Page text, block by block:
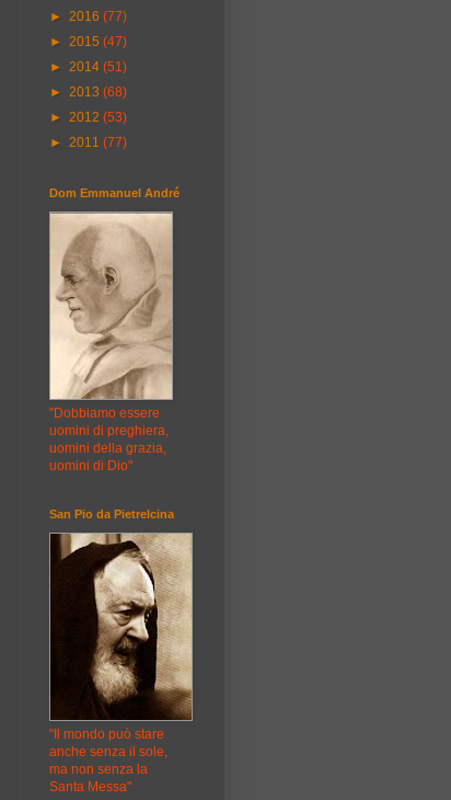
► 2016 (77)
► 2015 (47)
► 2014 (51)
► 2013 (68)
► 2012 (53)
► 2011 (77)
Dom Emmanuel André
"Dobbiamo essere
uomini di preghiera,
uomini della grazia,
uomini di Dio"
San Pio da Pietrelcina
"Il mondo può stare
anche senza il sole,
ma non senza la
Santa Messa"